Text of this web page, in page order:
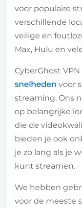
voor populaire
verschillende
veilige en
Max, Hulu en
CyberGhost
snelheden voor
streaming. Ons
op belangrijke
die de
bieden je ook
je zo lang als je
kunt streamen.
We hebben
voor de meeste